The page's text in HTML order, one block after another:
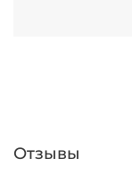
Отзывы